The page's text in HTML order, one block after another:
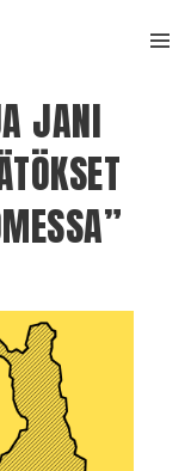
JANI